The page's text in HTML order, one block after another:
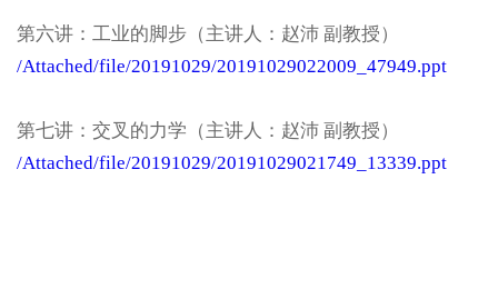
第六讲：工业的脚步（主讲人：赵沛 副教授）
/Attached/file/20191029/20191029022009_47949.ppt
第七讲：交叉的力学（主讲人：赵沛 副教授）
/Attached/file/20191029/20191029021749_13339.ppt